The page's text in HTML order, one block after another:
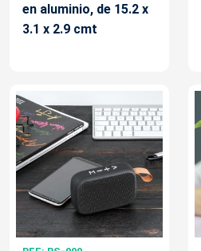
en aluminio, de 15.2 x
3.1 x 2.9 cmt